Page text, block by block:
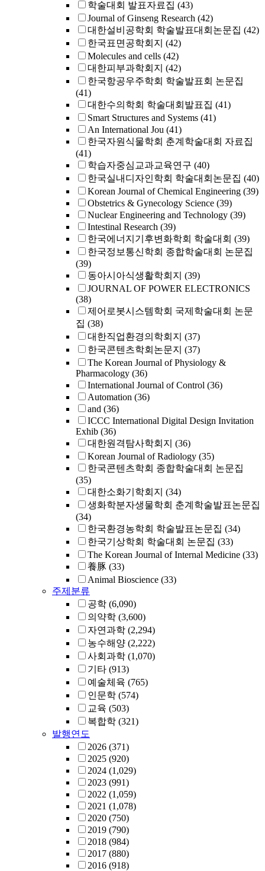
학술대회 발표자료집 (43)
Journal of Ginseng Research (42)
대한설비공학회 학술발표대회논문집 (42)
한국표면공학회지 (42)
Molecules and cells (42)
대한피부과학회지 (42)
한국항공우주학회 학술발표회 논문집
(41)
대한수의학회 학술대회발표집 (41)
Smart Structures and Systems (41)
An International Jou (41)
한국자원식물학회 춘계학술대회 자료집
(41)
학습자중심교과교육연구 (40)
한국실내디자인학회 학술대회논문집 (40)
Korean Journal of Chemical Engineering (39)
Obstetrics & Gynecology Science (39)
Nuclear Engineering and Technology (39)
Intestinal Research (39)
한국에너지기후변화학회 학술대회 (39)
한국정보통신학회 종합학술대회 논문집
(39)
동아시아식생활학회지 (39)
JOURNAL OF POWER ELECTRONICS
(38)
제어로봇시스템학회 국제학술대회 논문
집 (38)
대한직업환경의학회지 (37)
한국콘텐츠학회논문지 (37)
The Korean Journal of Physiology &
Pharmacology (36)
International Journal of Control (36)
Automation (36)
and (36)
ICCC International Digital Design Invitation
Exhib (36)
대한원격탐사학회지 (36)
Korean Journal of Radiology (35)
한국콘텐츠학회 종합학술대회 논문집
(35)
대한소화기학회지 (34)
생화학분자생물학회 춘계학술발표논문집
(34)
한국환경농학회 학술발표논문집 (34)
한국기상학회 학술대회 논문집 (33)
The Korean Journal of Internal Medicine (33)
養豚 (33)
Animal Bioscience (33)
주제분류
공학 (6,090)
의약학 (3,600)
자연과학 (2,294)
농수해양 (2,222)
사회과학 (1,070)
기타 (913)
예술체육 (765)
인문학 (574)
교육 (503)
복합학 (321)
발행연도
2026 (371)
2025 (920)
2024 (1,029)
2023 (991)
2022 (1,059)
2021 (1,078)
2020 (750)
2019 (790)
2018 (984)
2017 (880)
2016 (918)